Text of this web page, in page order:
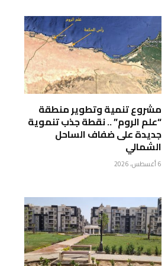
مشروع تنمية وتطوير منطقة
“علم الروم” .. نقطة جذب تنموية
جديدة على ضفاف الساحل
الشمالي
6 أغسطس، 2026